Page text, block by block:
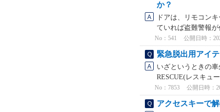
か？
ドアは、リモコン
ていれば盗難警報
No：541 公開日時：
緊急脱出用アイ
いざというときの
RESCUE(レスキュ
No：7853 公開日時：
アクセスキーで